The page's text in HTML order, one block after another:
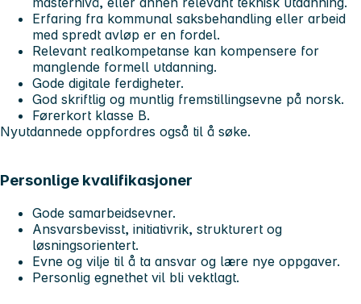
Erfaring fra kommunal saksbehandling eller arbeid
med spredt avløp er en fordel.
Relevant realkompetanse kan kompensere for
manglende formell utdanning.
Gode digitale ferdigheter.
God skriftlig og muntlig fremstillingsevne på norsk.
Førerkort klasse B.
Nyutdannede oppfordres også til å søke.
Personlige kvalifikasjoner
Gode samarbeidsevner.
Ansvarsbevisst, initiativrik, strukturert og
løsningsorientert.
Evne og vilje til å ta ansvar og lære nye oppgaver.
Personlig egnethet vil bli vektlagt.